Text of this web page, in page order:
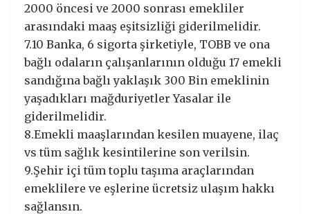
2000 öncesi ve 2000 sonrası emekliler
arasındaki maaş eşitsizliği giderilmelidir.
7.10 Banka, 6 sigorta şirketiyle, TOBB ve ona
bağlı odaların çalışanlarının olduğu 17 emekli
sandığına bağlı yaklaşık 300 Bin emeklinin
yaşadıkları mağduriyetler Yasalar ile
giderilmelidir.
8.Emekli maaşlarından kesilen muayene, ilaç
vs tüm sağlık kesintilerine son verilsin.
9.Şehir içi tüm toplu taşıma araçlarından
emeklilere ve eşlerine ücretsiz ulaşım hakkı
sağlansın.